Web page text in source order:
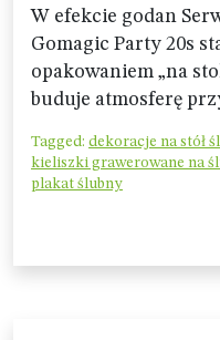
W efekcie godan
Gomagic Party 20s
opakowaniem „na
buduje atmosferę
Tagged: dekoracje na stół
kieliszki grawerowane na
plakat ślubny